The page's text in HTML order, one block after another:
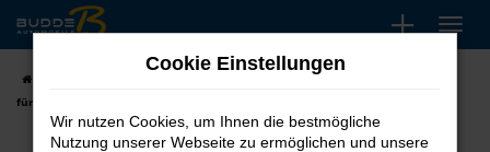
Zum
Hauptinhalt
springen
Škoda Kamiq kaufen, leasen, finanzieren
für Ahlen
Cookie Einstellungen
Wir nutzen Cookies, um Ihnen die bestmögliche
Nutzung unserer Webseite zu ermöglichen und unsere